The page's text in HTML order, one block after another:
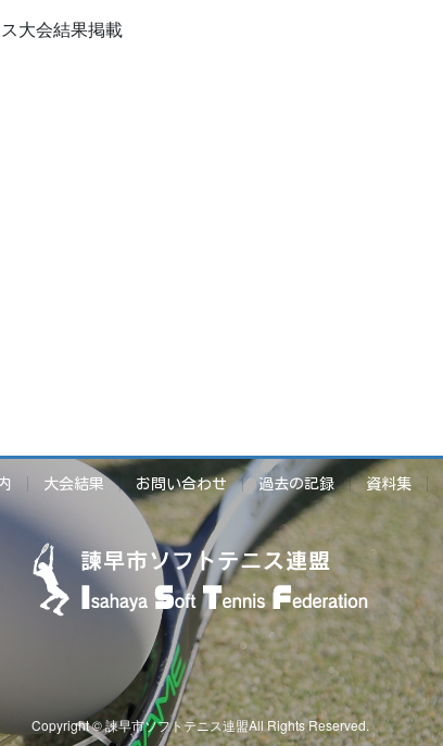
大会結果掲載
大会結果 お問い合わせ 過去の記録 資料集
Copyright © 諫早市ソフトテニス連盟All Rights Reserved.